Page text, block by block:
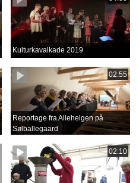
Kulturkavalkade 2019
02:55
Reportage fra Allehelgen på
Sølballegaard
02:10